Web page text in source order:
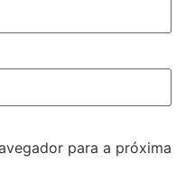
para a próxima